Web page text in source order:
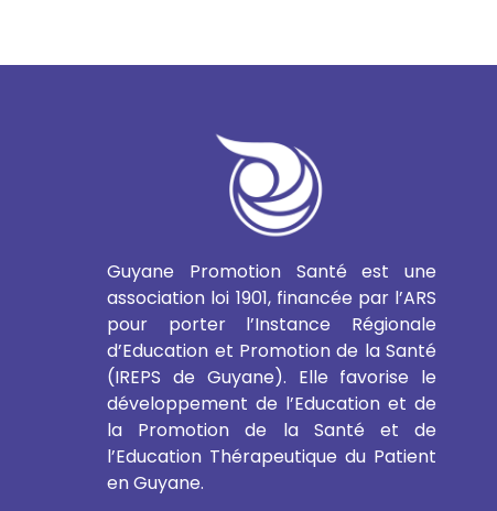
Guyane Promotion Santé est une
association loi 1901, financée par l’ARS
pour porter l’Instance Régionale
d’Education et Promotion de la Santé
(IREPS de Guyane). Elle favorise le
développement de l’Education et de
la Promotion de la Santé et de
l’Education Thérapeutique du Patient
en Guyane.